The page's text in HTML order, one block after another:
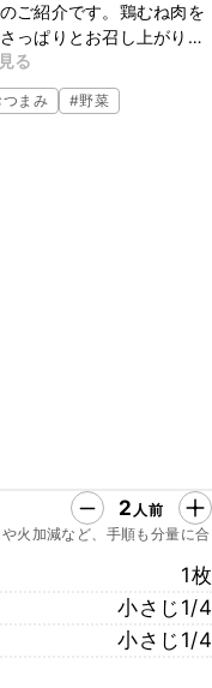
ご紹介です。鶏むね肉を
っぱりとお召し上がりい
単にできますのでぜひ試
る
つまみ #野菜
2 人前
火加減など、手順も分量に合
1枚
小さじ1/4
小さじ1/4